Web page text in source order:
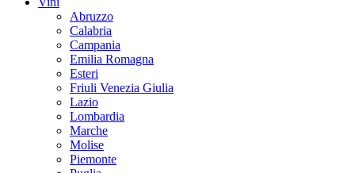
Abruzzo
Calabria
Campania
Emilia Romagna
Esteri
Friuli Venezia Giulia
Lazio
Lombardia
Marche
Molise
Piemonte